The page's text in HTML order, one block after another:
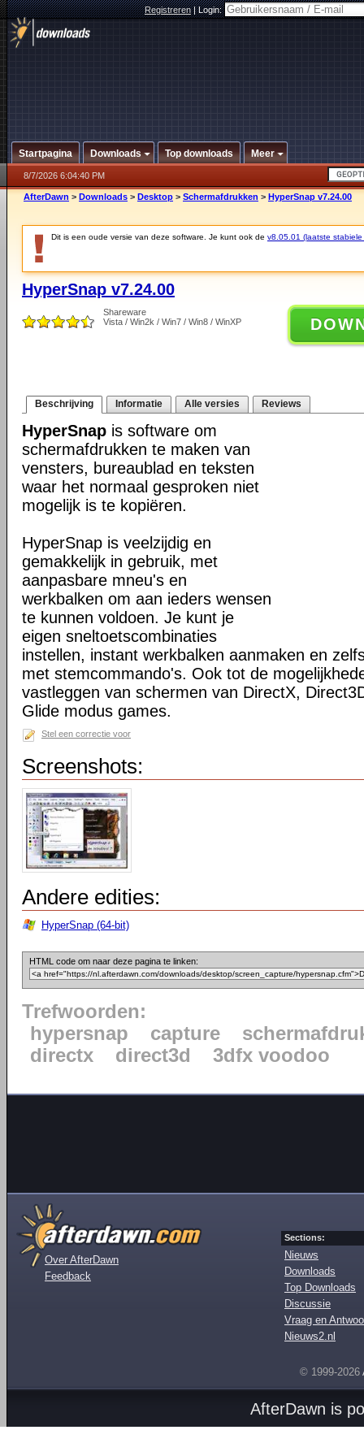
Registreren|Login:
Startpagina Downloads Top downloads Meer
8/7/2026 6:04:40 PM
AfterDawn > Downloads > Desktop > Schermafdrukken > HyperSnap v7.24.00
Dit is een oude versie van deze software. Je kunt ook de v8.05.01 (laatste stabiele
HyperSnap v7.24.00
Shareware
Vista / Win2k / Win7 / Win8 / WinXP
Beschrijving Informatie Alle versies Reviews
HyperSnap is software om
schermafdrukken te maken van
vensters, bureaublad en teksten
waar het normaal gesproken niet
mogelijk is te kopiëren.
HyperSnap is veelzijdig en
gemakkelijk in gebruik, met
aanpasbare mneu's en
werkbalken om aan ieders wensen
te kunnen voldoen. Je kunt je
eigen sneltoetscombinaties
instellen, instant werkbalken aanmaken en
met stemcommando's. Ook tot de
vastleggen van schermen van DirectX,
Glide modus games.
Stel een correctie voor
Screenshots:
Andere edities:
HyperSnap (64-bit)
HTML code om naar deze pagina te linken:
Trefwoorden:
hypersnap
capture
directx
direct3d 3dfx voodoo
Over AfterDawn
Feedback
Sections:
Nieuws
Downloads
Top Downloads
Discussie
Vraag en
Nieuws2.nl
© 1999-2026
AfterDawn is